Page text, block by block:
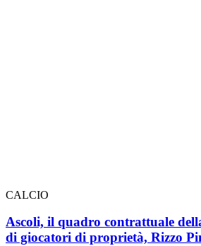
CALCIO
Ascoli, il quadro contrattuale
di giocatori di proprietà, Rizzo